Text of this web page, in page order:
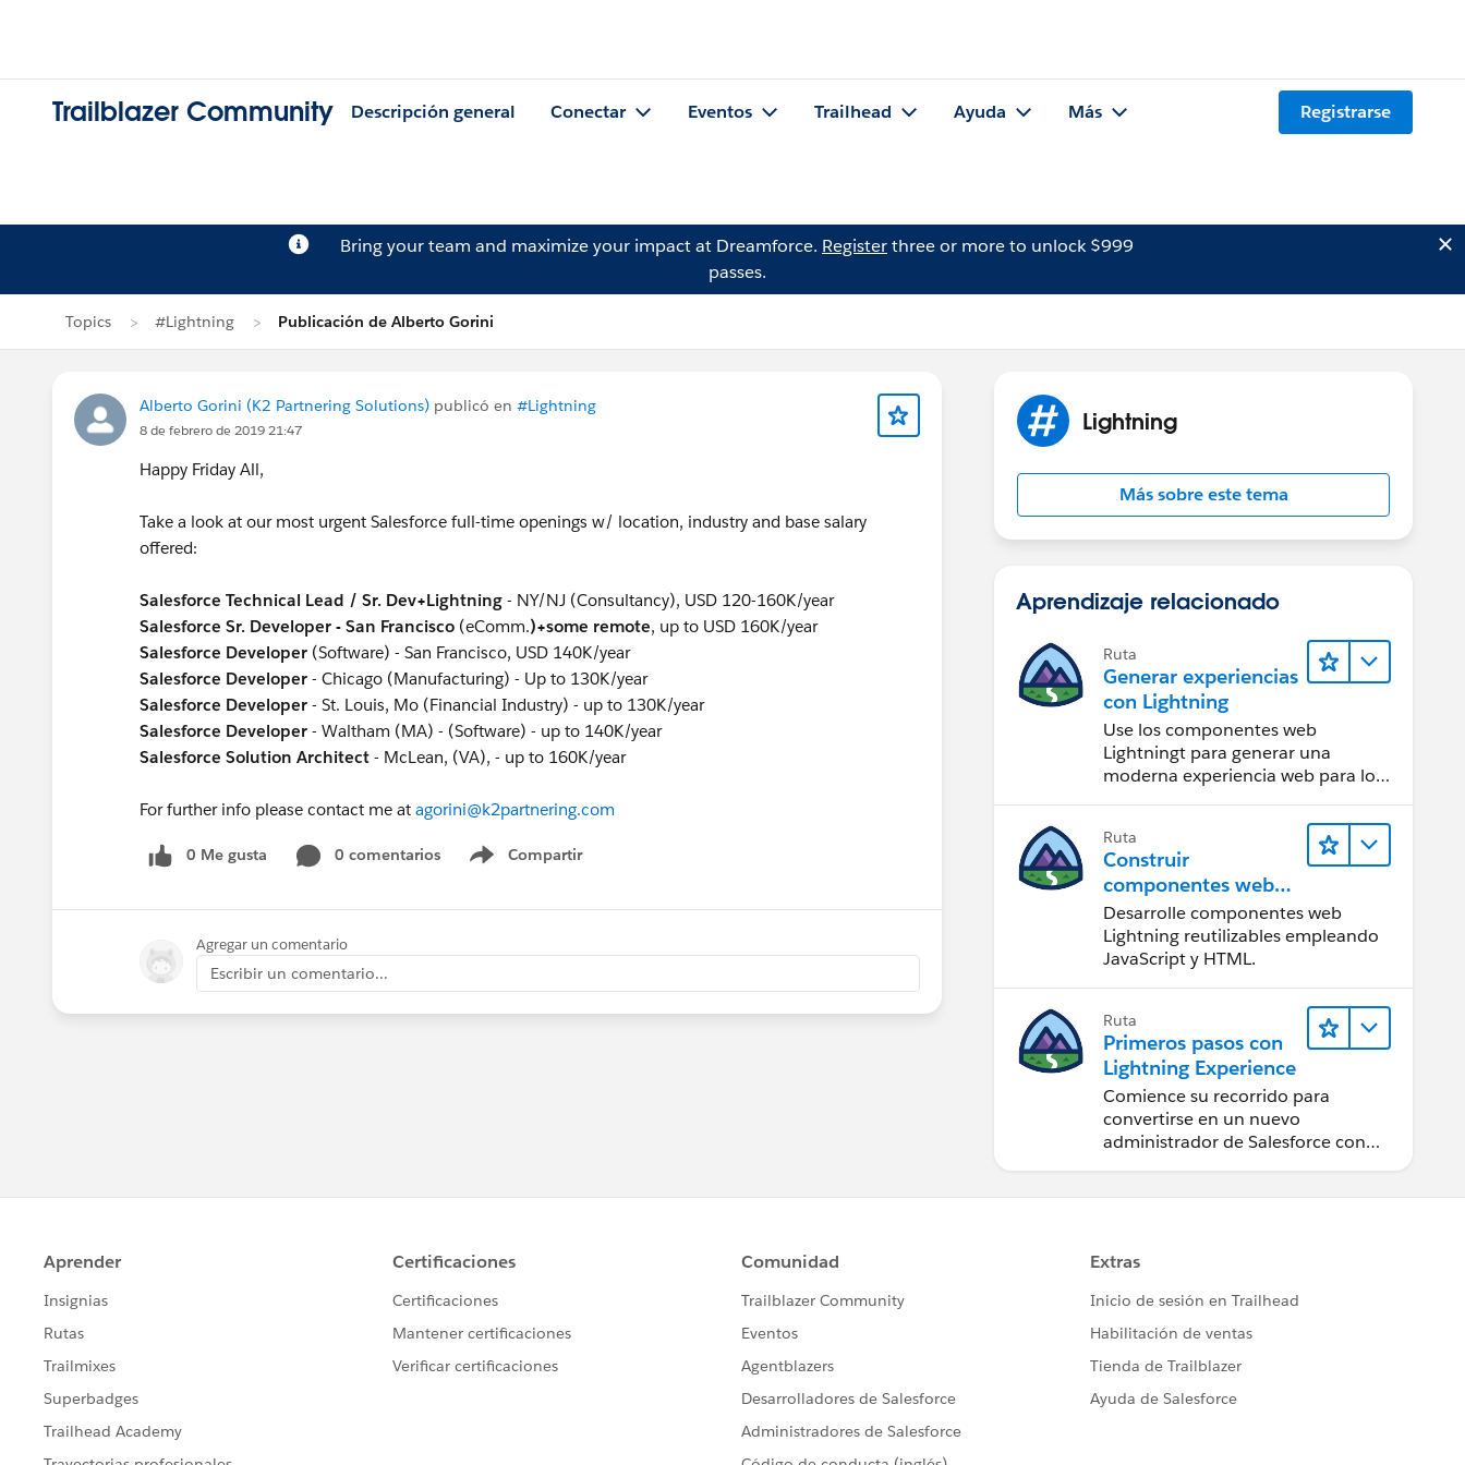
Trailblazer Community Descripción general Conectar Eventos Trailhead Ayuda Más Registrarse
Bring your team and maximize your impact at Dreamforce. Registerthree or more to unlock $999
passes.
Topics #Lightning Publicación de Alberto Gorini
Alberto Gorini (K2 Partnering Solutions) publicó en #Lightning
8 de febrero de 2019 21:47
Happy Friday All,
Take a look at our most urgent Salesforce full-time openings w/ location, industry and base salary
offered:
Salesforce Technical Lead / Sr. Dev+Lightning - NY/NJ (Consultancy), USD 120-160K/year
Salesforce Sr. Developer - San Francisco (eComm.)+some remote, up to USD 160K/year
Salesforce Developer (Software) - San Francisco, USD 140K/year
Salesforce Developer - Chicago (Manufacturing) - Up to 130K/year
Salesforce Developer - St. Louis, Mo (Financial Industry) - up to 130K/year
Salesforce Developer - Waltham (MA) - (Software) - up to 140K/year
Salesforce Solution Architect - McLean, (VA), - up to 160K/year
For further info please contact me at agorini@k2partnering.com
0 Me gusta 0 comentarios Compartir
Show menu
Agregar un comentario
Escribir un comentario...
Lightning
Más sobre este tema
Aprendizaje relacionado
Ruta
Generar experiencias
con Lightning
Use los componentes web
Lightningt para generar una
moderna experiencia web para los
Ruta
Construir
componentes web
Lightning
Desarrolle componentes web
Lightning reutilizables empleando
JavaScript y HTML.
Ruta
Primeros pasos con
Lightning Experience
Comience su recorrido para
convertirse en un nuevo
administrador de Salesforce con